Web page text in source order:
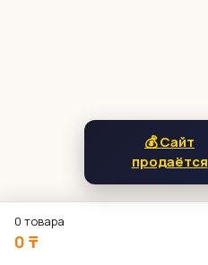
💰 Сайт
продаётся
0 товара
0 ₸